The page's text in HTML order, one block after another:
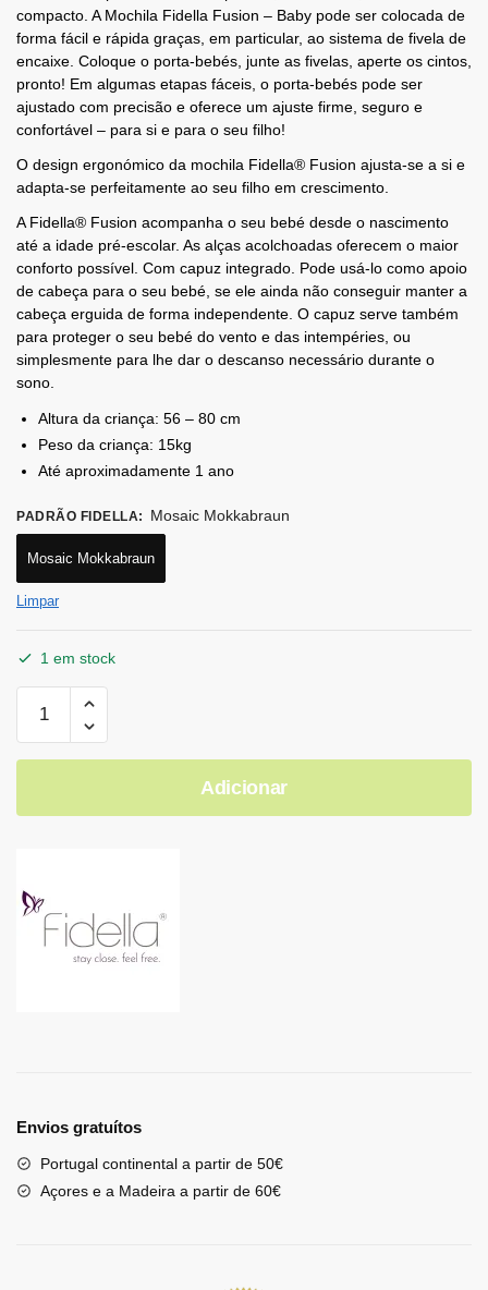
compacto. A Mochila Fidella Fusion – Baby pode ser colocada de
forma fácil e rápida graças, em particular, ao sistema de fivela de
encaixe. Coloque o porta-bebés, junte as fivelas, aperte os cintos,
pronto! Em algumas etapas fáceis, o porta-bebés pode ser
ajustado com precisão e oferece um ajuste firme, seguro e
confortável – para si e para o seu filho!
O design ergonómico da mochila Fidella® Fusion ajusta-se a si e
adapta-se perfeitamente ao seu filho em crescimento.
A Fidella® Fusion acompanha o seu bebé desde o nascimento
até a idade pré-escolar. As alças acolchoadas oferecem o maior
conforto possível. Com capuz integrado. Pode usá-lo como apoio
de cabeça para o seu bebé, se ele ainda não conseguir manter a
cabeça erguida de forma independente. O capuz serve também
para proteger o seu bebé do vento e das intempéries, ou
simplesmente para lhe dar o descanso necessário durante o
sono.
Altura da criança: 56 – 80 cm
Peso da criança: 15kg
Até aproximadamente 1 ano
PADRÃO FIDELLA: Mosaic Mokkabraun
Mosaic Mokkabraun
Limpar
1 em stock
Adicionar
Envios gratuítos
Portugal continental a partir de 50€
Açores e a Madeira a partir de 60€